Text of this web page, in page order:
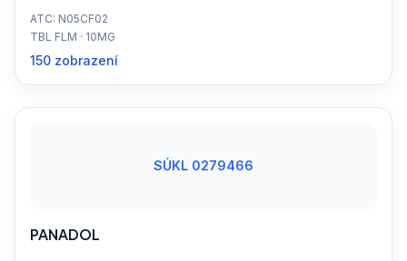
ATC: N05CF02
TBL FLM · 10MG
150 zobrazení
SÚKL 0279466
PANADOL